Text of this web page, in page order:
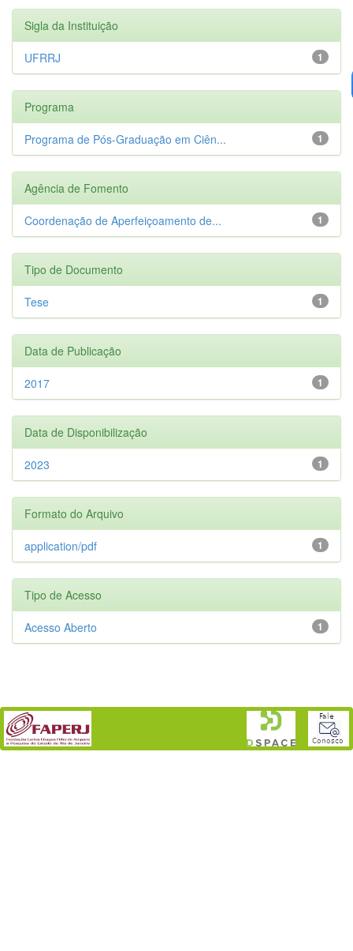
Sigla da Instituição
1
UFRRJ
Programa
1
Programa de Pós-Graduação em Ciên...
Agência de Fomento
1
Coordenação de Aperfeiçoamento de...
Tipo de Documento
1
Tese
Data de Publicação
1
2017
Data de Disponibilização
1
2023
Formato do Arquivo
1
application/pdf
Tipo de Acesso
1
Acesso Aberto